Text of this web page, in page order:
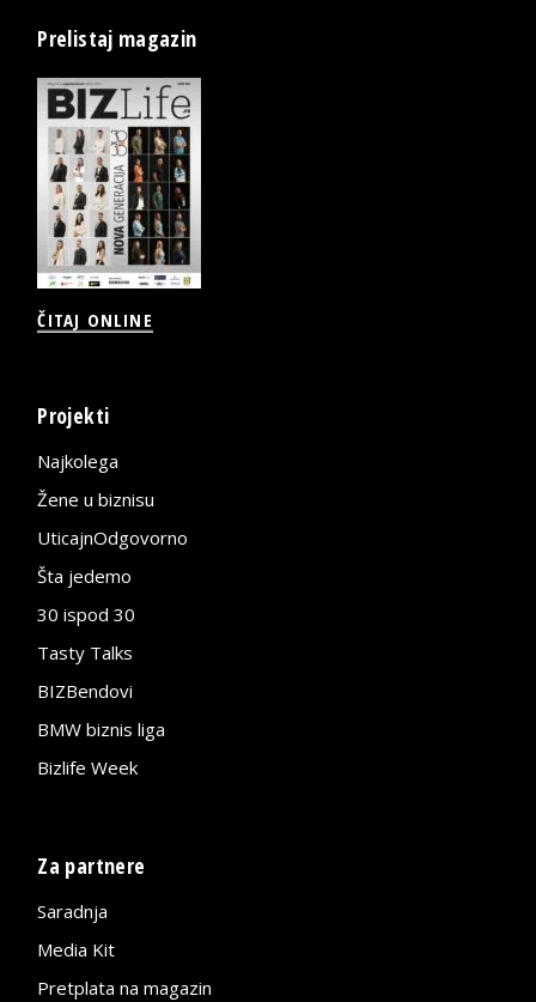
Prelistaj magazin
ČITAJ ONLINE
Projekti
Najkolega
Žene u biznisu
UticajnOdgovorno
Šta jedemo
30 ispod 30
Tasty Talks
BIZBendovi
BMW biznis liga
Bizlife Week
Za partnere
Saradnja
Media Kit
Pretplata na magazin